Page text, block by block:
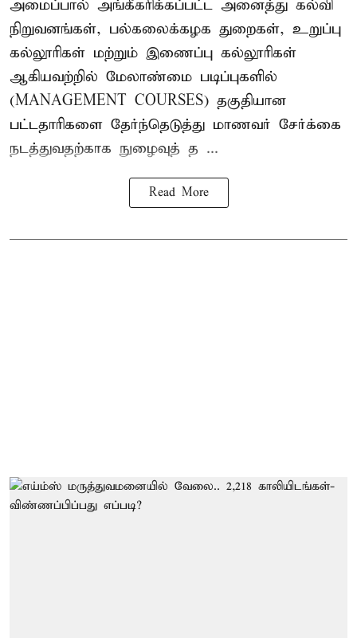
அமைப்பால் அங்கீகரிக்கப்பட்ட அனைத்து கல்வி
நிறுவனங்கள், பல்கலைக்கழக துறைகள், உறுப்பு
கல்லூரிகள் மற்றும் இணைப்பு கல்லூரிகள்
ஆகியவற்றில் மேலாண்மை படிப்புகளில்
(MANAGEMENT COURSES) தகுதியான
பட்டதாரிகளை தேர்ந்தெடுத்து மாணவர் சேர்க்கை
நடத்துவதற்காக நுழைவுத் த ...
Read More